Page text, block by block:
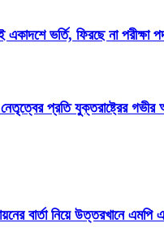
ভর্তি, ফিরছে না পরীক্ষা
প্রতি যুক্তরাষ্ট্রের
বার্তা নিয়ে উত্তরখানে এমপি